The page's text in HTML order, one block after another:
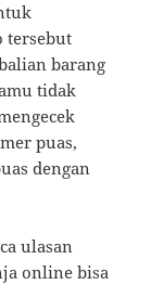
tersebut
barang
tidak
puas,
dengan
ulasan
online bisa